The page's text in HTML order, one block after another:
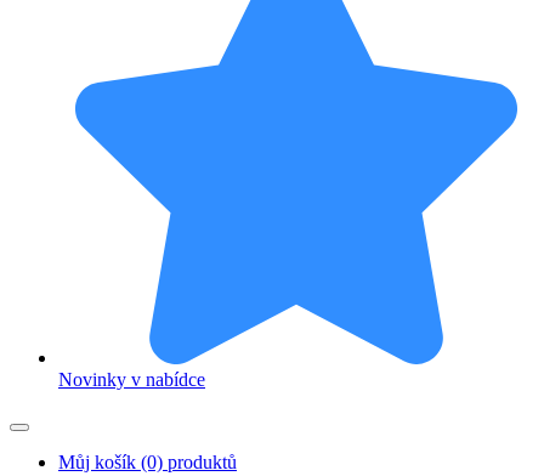
Novinky v nabídce
Můj košík (0) produktů